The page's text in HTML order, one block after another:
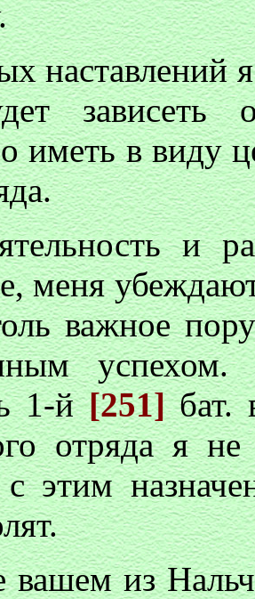
наставлений
зависеть
иметь в виду
и
меня
важное
1-й[251]бат.
отряда я
с этим
из